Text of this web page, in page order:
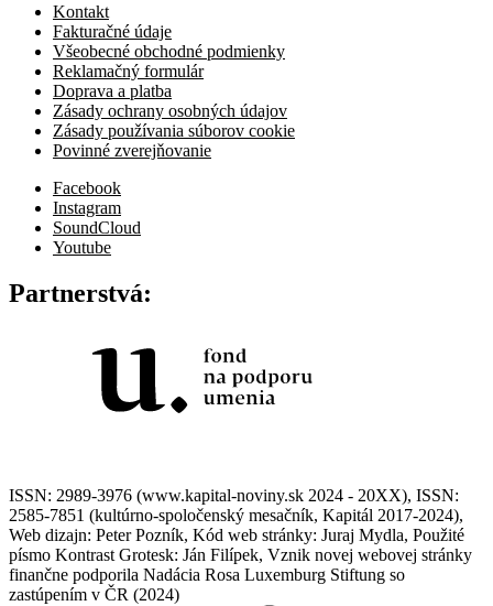
Kontakt
Fakturačné údaje
Všeobecné obchodné podmienky
Reklamačný formulár
Doprava a platba
Zásady ochrany osobných údajov
Zásady používania súborov cookie
Povinné zverejňovanie
Facebook
Instagram
SoundCloud
Youtube
Partnerstvá:
ISSN: 2989-3976 (www.kapital-noviny.sk 2024 - 20XX), ISSN:
2585-7851 (kultúrno-spoločenský mesačník, Kapitál 2017-2024),
Web dizajn: Peter Pozník, Kód web stránky: Juraj Mydla, Použité
písmo Kontrast Grotesk: Ján Filípek, Vznik novej webovej stránky
finančne podporila Nadácia Rosa Luxemburg Stiftung so
zastúpením v ČR (2024)